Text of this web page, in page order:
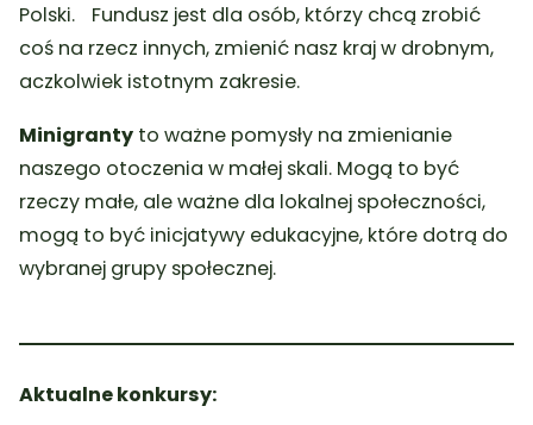
Polski. Fundusz jest dla osób, którzy chcą zrobić
coś na rzecz innych, zmienić nasz kraj w drobnym,
aczkolwiek istotnym zakresie.
Minigranty to ważne pomysły na zmienianie
naszego otoczenia w małej skali. Mogą to być
rzeczy małe, ale ważne dla lokalnej społeczności,
mogą to być inicjatywy edukacyjne, które dotrą do
wybranej grupy społecznej.
Aktualne konkursy: